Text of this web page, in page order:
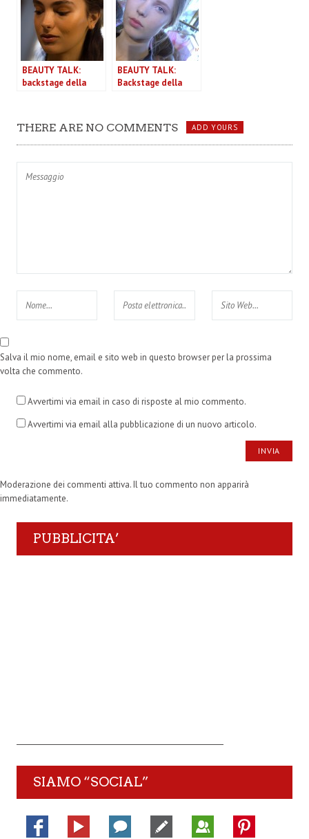
BEAUTY TALK:
backstage della
BEAUTY TALK:
Backstage della
THERE ARE NO COMMENTS ADD YOURS
Salva il mio nome, email e sito web in questo browser per la prossima
volta che commento.
Avvertimi via email in caso di risposte al mio commento.
Avvertimi via email alla pubblicazione di un nuovo articolo.
Moderazione dei commenti attiva. Il tuo commento non apparirà
immediatamente.
PUBBLICITA’
SIAMO “SOCIAL”